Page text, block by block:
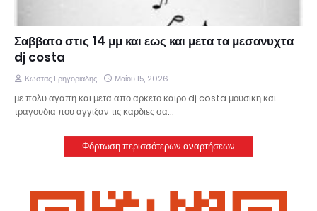
Σαββατο στις 14 μμ και εως και μετα τα μεσανυχτα
dj costa
Κωστας Γρηγοριαδης Μαΐου 15, 2026
με πολυ αγαπη και μετα απο αρκετο καιρο dj costa μουσικη και
τραγουδια που αγγιξαν τις καρδιες σα…
Φόρτωση περισσότερων αναρτήσεων